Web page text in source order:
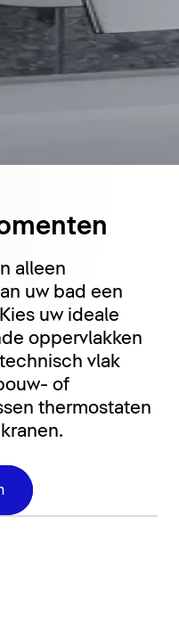
alleen
uw bad een
uw ideale
oppervlakken
vlak
of
thermostaten